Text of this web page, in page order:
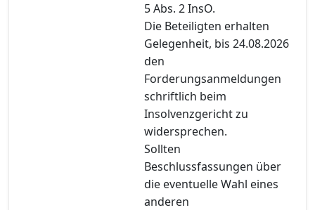
5 Abs. 2 InsO.
Die Beteiligten erhalten
Gelegenheit, bis 24.08.2026
den
Forderungsanmeldungen
schriftlich beim
Insolvenzgericht zu
widersprechen.
Sollten
Beschlussfassungen über
die eventuelle Wahl eines
anderen